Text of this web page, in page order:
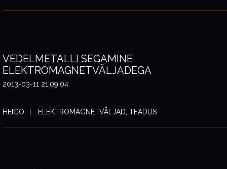
VEDELMETALLI SEGAMINE
ELEKTROMAGNETVÄLJADEGA
2013-03-11 21:09:04
HEIGO ELEKTROMAGNETVÄLJAD, TEADUS